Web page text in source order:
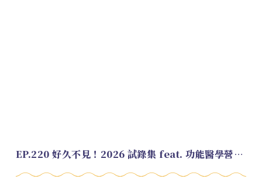
EP.220 好久不見！2026 試錄集 feat. 功能醫學營養師 美寶